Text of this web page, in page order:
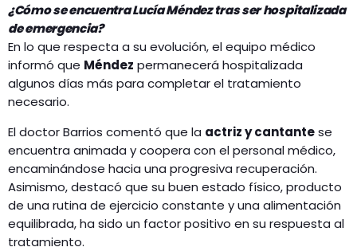
¿Cómo se encuentra Lucía Méndez tras ser hospitalizada
de emergencia?
En lo que respecta a su evolución, el equipo médico
informó que Méndez permanecerá hospitalizada
algunos días más para completar el tratamiento
necesario.
El doctor Barrios comentó que la actriz y cantantese
encuentra animada y coopera con el personal médico,
encaminándose hacia una progresiva recuperación.
Asimismo, destacó que su buen estado físico, producto
de una rutina de ejercicio constante y una alimentación
equilibrada, ha sido un factor positivo en su respuesta al
tratamiento.